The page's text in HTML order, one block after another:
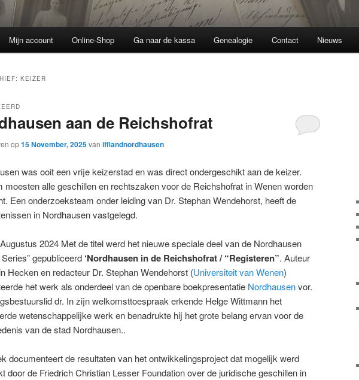
Mijn account Online-Shop Ga naar de kassa Genealogie Contact Nieuws
KEIZER
aan de Reichshofrat
op15 November, 2025van ifflandnordhausen
was ooit een vrije keizerstad en was direct ondergeschikt aan de keizer.
moesten alle geschillen en rechtszaken voor de Reichshofrat in Wenen worden
Een onderzoeksteam onder leiding van Dr. Stephan Wendehorst, heeft de
in Nordhausen vastgelegd.
2024 Met de titel werd het nieuwe speciale deel van de Nordhausen
Series” gepubliceerd ‘Nordhausen in de Reichshofrat / “Registeren”. Auteur
Hecken en redacteur Dr. Stephan Wendehorst (Universiteit van Wenen)
het werk als onderdeel van de openbare boekpresentatie Nordhausenvor.
dr. In zijn welkomsttoespraak erkende Helge Wittmann het
wetenschappelijke werk en benadrukte hij het grote belang ervan voor de
van de stad Nordhausen..
documenteert de resultaten van het ontwikkelingsproject dat mogelijk werd
door de Friedrich Christian Lesser Foundation over de juridische geschillen in